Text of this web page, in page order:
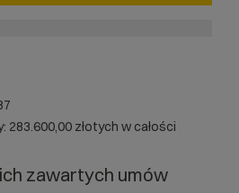
283.600,00 złotych w całości
zawartych umów